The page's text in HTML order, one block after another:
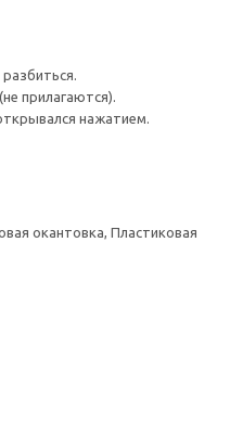
прилагаются).
нажатием.
окантовка, Пластиковая